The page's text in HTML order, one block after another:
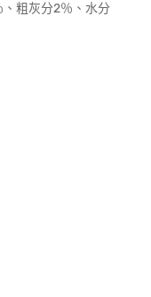
粗灰分2％、水分